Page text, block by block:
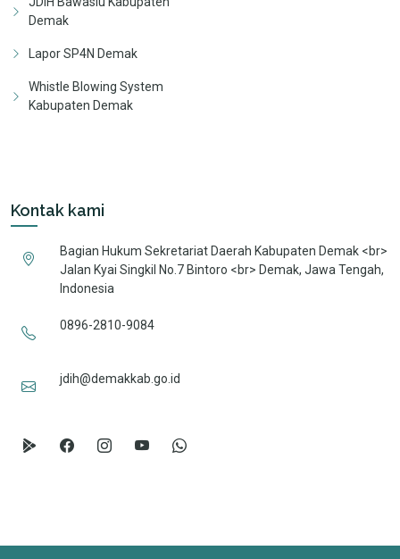
Demak
Lapor SP4N Demak
Whistle Blowing System
Kabupaten Demak
Kontak kami
Bagian Hukum Sekretariat Daerah Kabupaten Demak <br>
Jalan Kyai Singkil No.7 Bintoro <br> Demak, Jawa Tengah,
Indonesia
0896-2810-9084
jdih@demakkab.go.id